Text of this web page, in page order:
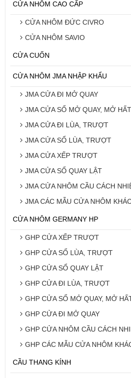
CỬA NHÔM CAO CẤP
CỬA NHÔM ĐỨC CIVRO
CỬA NHÔM SAVIO
CỬA CUỐN
CỬA NHÔM JMA NHẬP KHẨU
JMA CỬA ĐI MỞ QUAY
JMA CỬA SỔ MỞ QUAY, MỞ HẤT
JMA CỬA ĐI LÙA, TRƯỢT
JMA CỬA SỔ LÙA, TRƯỢT
JMA CỬA XẾP TRƯỢT
JMA CỬA SỔ QUAY LẬT
JMA CỬA NHÔM CẦU CÁCH
JMA CÁC MẪU CỬA NHÔM
CỬA NHÔM GERMANY HP
GHP CỬA XẾP TRƯỢT
GHP CỬA SỔ LÙA, TRƯỢT
GHP CỬA SỔ QUAY LẬT
GHP CỬA ĐI LÙA, TRƯỢT
GHP CỬA SỔ MỞ QUAY, MỞ
GHP CỬA ĐI MỞ QUAY
GHP CỬA NHÔM CẦU CÁCH
GHP CÁC MẪU CỬA NHÔM
CẦU THANG KÍNH